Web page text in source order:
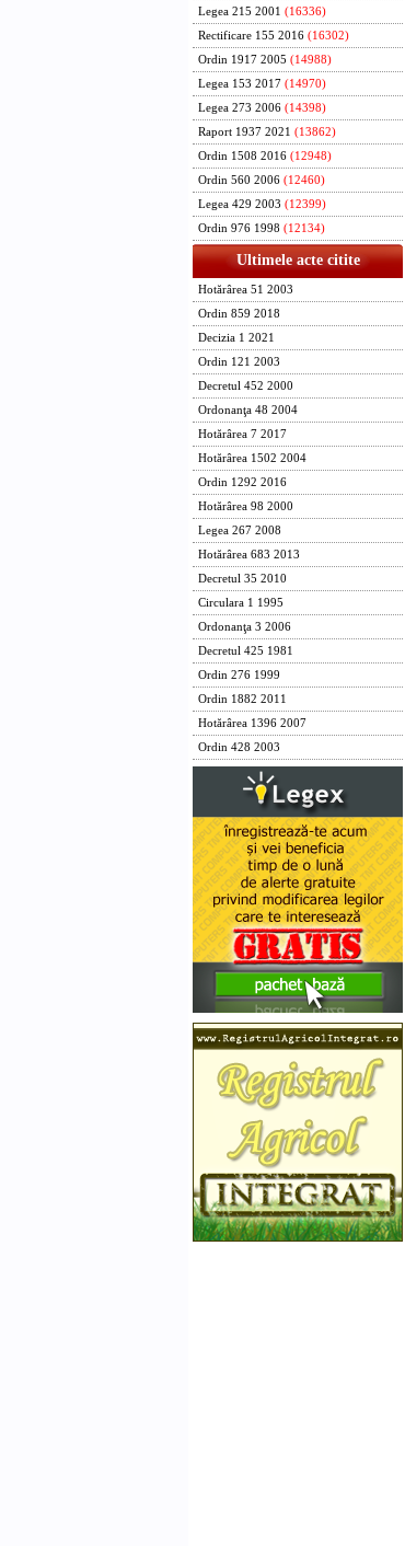
Legea 215 2001 (16336)
Rectificare 155 2016 (16302)
Ordin 1917 2005 (14988)
Legea 153 2017 (14970)
Legea 273 2006 (14398)
Raport 1937 2021 (13862)
Ordin 1508 2016 (12948)
Ordin 560 2006 (12460)
Legea 429 2003 (12399)
Ordin 976 1998 (12134)
Ultimele acte citite
Hotărârea 51 2003
Ordin 859 2018
Decizia 1 2021
Ordin 121 2003
Decretul 452 2000
Ordonanţa 48 2004
Hotărârea 7 2017
Hotărârea 1502 2004
Ordin 1292 2016
Hotărârea 98 2000
Legea 267 2008
Hotărârea 683 2013
Decretul 35 2010
Circulara 1 1995
Ordonanţa 3 2006
Decretul 425 1981
Ordin 276 1999
Ordin 1882 2011
Hotărârea 1396 2007
Ordin 428 2003